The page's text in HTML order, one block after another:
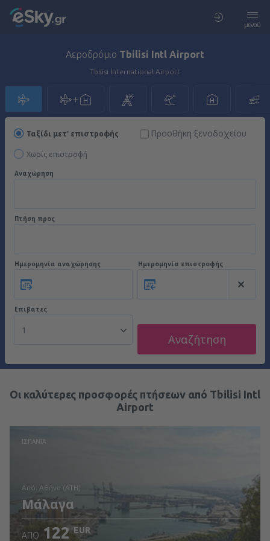
μενού
Αεροδρόμιο Tbilisi Intl Airport
Tbilisi International Airport
Ταξίδι μετ' επιστροφής
Χωρίς επιστροφή
Προσθήκη ξενοδοχείου
Αναχώρηση
Πτήση προς
Ημερομηνία αναχώρησης Ημερομηνία επιστροφής
Επιβάτες
1
Αναζήτηση
Οι καλύτερες προσφορές πτήσεων από Tbilisi Intl
Airport
ΙΣΠΑΝΊΑ
από: Αθήνα (ATH)
Μάλαγα
ΑΠΌ 122 EUR